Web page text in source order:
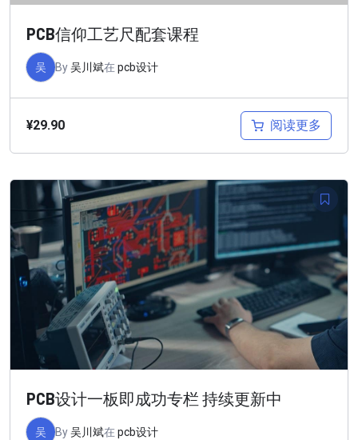
PCB信仰工艺尺配套课程
吴 By吴川斌在 pcb设计
¥29.90 阅读更多
PCB设计一板即成功专栏 持续更新中
吴 By吴川斌在 pcb设计